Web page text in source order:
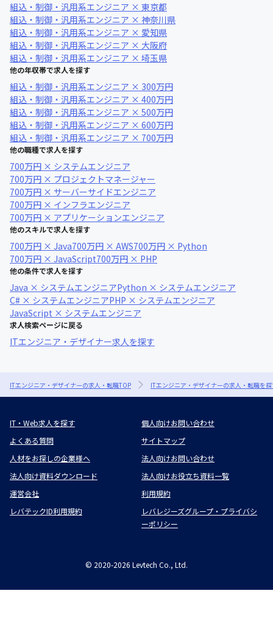
組込・制御・汎用系エンジニア × 東京都
組込・制御・汎用系エンジニア × 神奈川県
組込・制御・汎用系エンジニア × 愛知県
組込・制御・汎用系エンジニア × 大阪府
組込・制御・汎用系エンジニア × 埼玉県
他の年収帯で求人を探す
組込・制御・汎用系エンジニア × 300万円
組込・制御・汎用系エンジニア × 400万円
組込・制御・汎用系エンジニア × 500万円
組込・制御・汎用系エンジニア × 600万円
組込・制御・汎用系エンジニア × 700万円
他の職種で求人を探す
700万円 × システムエンジニア
700万円 × プロジェクトマネージャー
700万円 × サーバーサイドエンジニア
700万円 × インフラエンジニア
700万円 × アプリケーションエンジニア
他のスキルで求人を探す
700万円 × Java700万円 × AWS700万円 × Python
700万円 × JavaScript700万円 × PHP
他の条件で求人を探す
Java × システムエンジニアPython × システムエンジニア
C# × システムエンジニアPHP × システムエンジニア
JavaScript × システムエンジニア
求人検索ページに戻る
ITエンジニア・デザイナー求人を探す
ITエンジニア・デザイナーの求人・転職TOP ITエンジニア・デザイナーの求人・転職を
IT・Web求人を探す
個人向けお問い合わせ
よくある質問
サイトマップ
人材をお探しの企業様へ
法人向けお問い合わせ
法人向け資料ダウンロード
法人向けお役立ち資料一覧
運営会社
利用規約
レバテックID利用規約
レバレジーズグループ・プライバシ
ーポリシー
© 2020-2026 Levtech Co., Ltd.